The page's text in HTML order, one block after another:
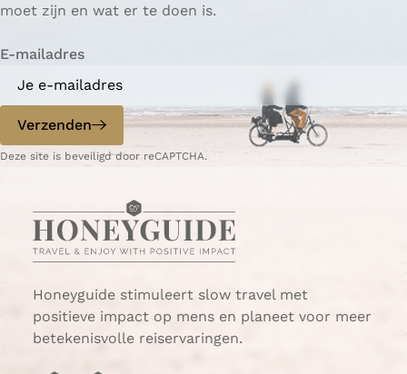
g
n
p
W
h
s
A
p
g
p
e
-
i
l
e
moet zijn en wat er te doen is.
E-mailadres
Verzenden
Deze site is beveiligd door reCAPTCHA.
Honeyguide stimuleert slow travel met
positieve impact op mens en planeet voor meer
betekenisvolle reiservaringen.